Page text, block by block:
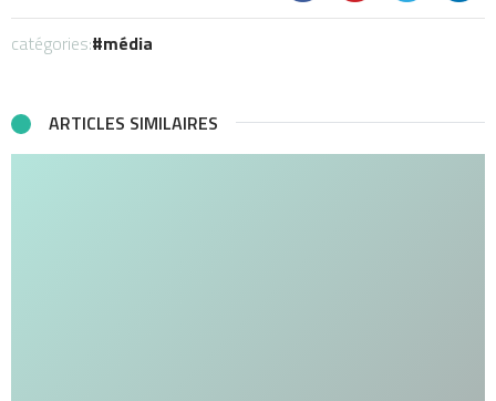
catégories: média
ARTICLES SIMILAIRES